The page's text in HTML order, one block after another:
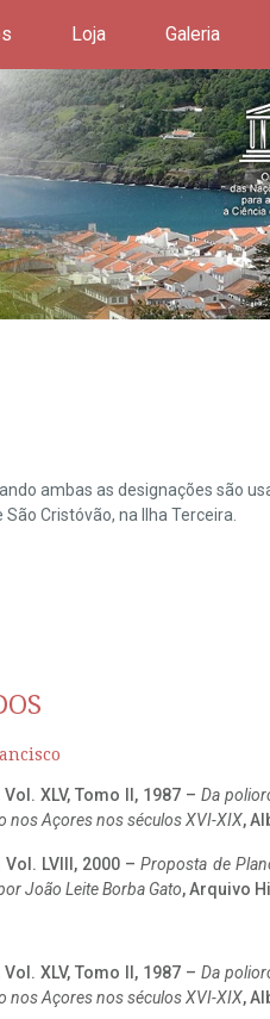
Loja Galeria
ambas as designações são
Cristóvão, na Ilha Terceira.
XLV, Tomo II, 1987 – Da
nos Açores nos séculos XVI-XIX,
Vol. LVIII, 2000 –Proposta de
João Leite Borba Gato, Arquivo
XLV, Tomo II, 1987 – Da
nos Açores nos séculos XVI-XIX,